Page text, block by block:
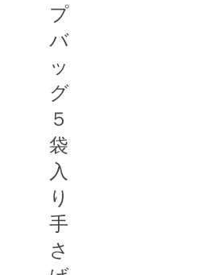
プ
バ
ッ
グ
５
袋
入
り
手
さ